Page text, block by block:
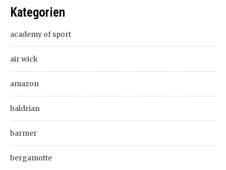
Kategorien
academy of sport
air wick
amazon
baldrian
barmer
bergamotte